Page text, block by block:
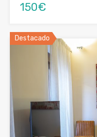
150€
Destacado